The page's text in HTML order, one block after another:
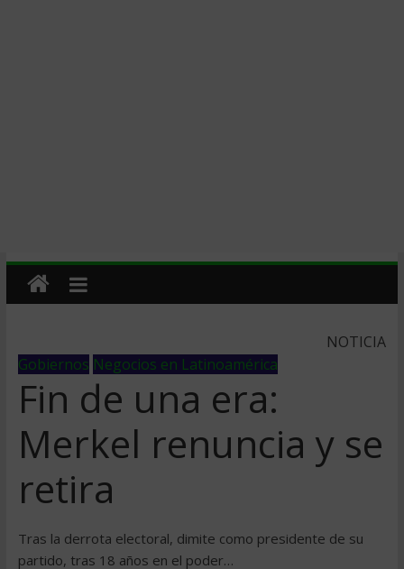
NOTICIA
Gobiernos Negocios en Latinoamérica
Fin de una era:
Merkel renuncia y se
retira
Tras la derrota electoral, dimite como presidente de su
partido, tras 18 años en el poder…